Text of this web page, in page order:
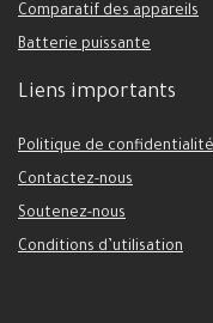
Comparatif des appareils
Batterie puissante
Liens importants
Politique de confidentialité
Contactez-nous
Soutenez-nous
Conditions d’utilisation